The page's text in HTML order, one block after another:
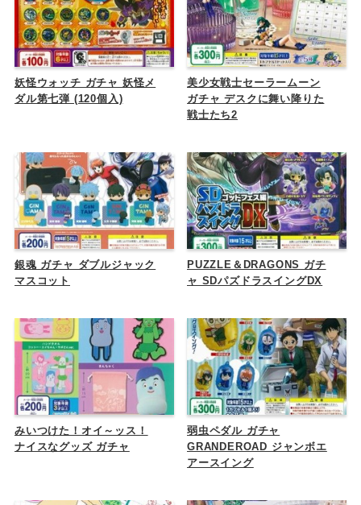
妖怪ウォッチ ガチャ 妖怪メ
ダル第七弾 (120個入)
美少女戦士セーラームーン
ガチャ デスクに舞い降りた
戦士たち2
銀魂 ガチャ ダブルジャック
マスコット
PUZZLE＆DRAGONS ガチ
ャ SDパズドラスイングDX
みいつけた！オイ～ッス！
ナイスなグッズ ガチャ
弱虫ペダル ガチャ
GRANDEROAD ジャンボエ
アースイング